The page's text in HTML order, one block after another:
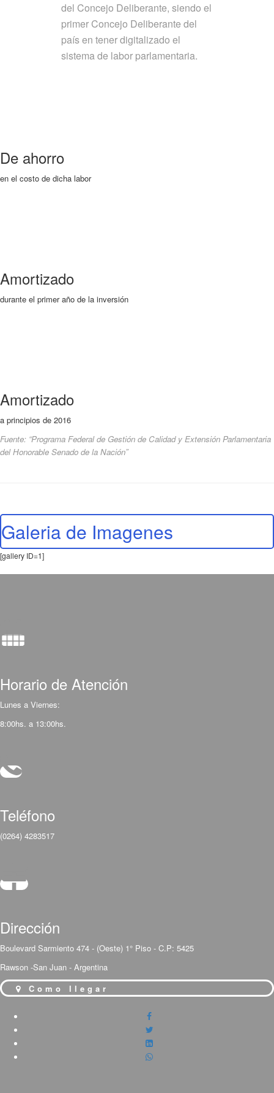
del Concejo Deliberante, siendo el
primer Concejo Deliberante del
país en tener digitalizado el
sistema de labor parlamentaria.
De ahorro
en el costo de dicha labor
Amortizado
durante el primer año de la inversión
Amortizado
a principios de 2016
Fuente: “Programa Federal de Gestión de Calidad y Extensión Parlamentaria
del Honorable Senado de la Nación”
Galeria de Imagenes
[gallery ID=1]
Horario de Atención
Lunes a Viernes:
8:00hs. a 13:00hs.
Teléfono
(0264) 4283517
Dirección
Boulevard Sarmiento 474 - (Oeste) 1° Piso - C.P: 5425
Rawson -San Juan - Argentina
Como llegar